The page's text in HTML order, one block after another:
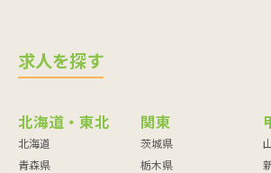
求人を探す
北海道・東北
北海道
青森県
関東
茨城県
栃木県